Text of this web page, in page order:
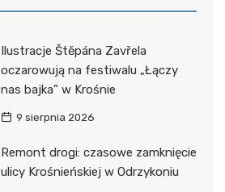
Ilustracje Štěpána Zavřela
oczarowują na festiwalu „Łączy
nas bajka” w Krośnie
9 sierpnia 2026
Remont drogi: czasowe zamknięcie
ulicy Krośnieńskiej w Odrzykoniu